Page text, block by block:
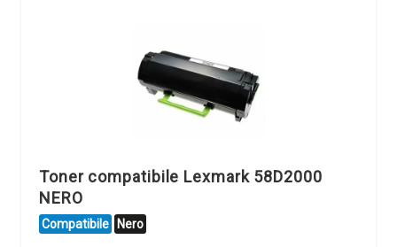
Toner compatibile Lexmark 58D2000
NERO
Compatibile Nero